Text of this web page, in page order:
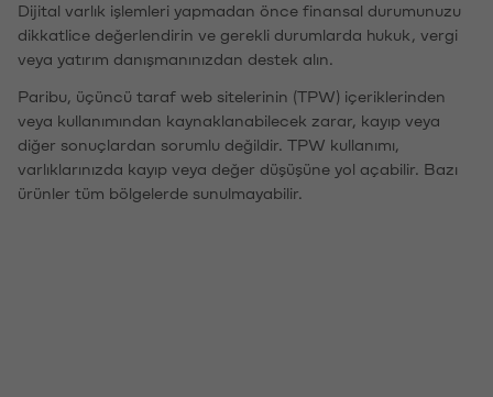
Dijital varlık işlemleri yapmadan önce finansal durumunuzu
dikkatlice değerlendirin ve gerekli durumlarda hukuk, vergi
veya yatırım danışmanınızdan destek alın.
Paribu, üçüncü taraf web sitelerinin (TPW) içeriklerinden
veya kullanımından kaynaklanabilecek zarar, kayıp veya
diğer sonuçlardan sorumlu değildir. TPW kullanımı,
varlıklarınızda kayıp veya değer düşüşüne yol açabilir. Bazı
ürünler tüm bölgelerde sunulmayabilir.